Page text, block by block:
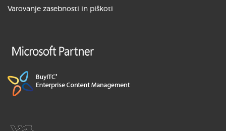
Varovanje zasebnosti in piškoti